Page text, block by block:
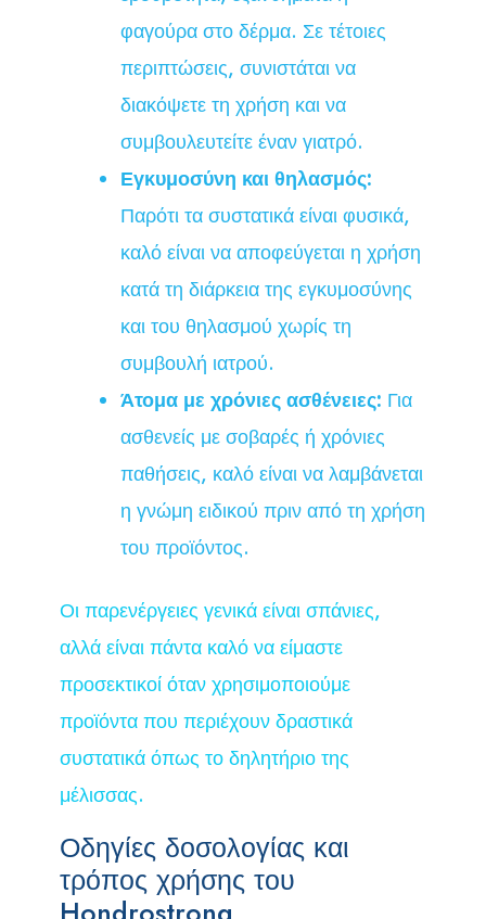
φαγούρα στο δέρμα. Σε τέτοιες
περιπτώσεις, συνιστάται να
διακόψετε τη χρήση και να
συμβουλευτείτε έναν γιατρό.
Εγκυμοσύνη και θηλασμός:
Παρότι τα συστατικά είναι φυσικά,
καλό είναι να αποφεύγεται η χρήση
κατά τη διάρκεια της εγκυμοσύνης
και του θηλασμού χωρίς τη
συμβουλή ιατρού.
Άτομα με χρόνιες ασθένειες: Για
ασθενείς με σοβαρές ή χρόνιες
παθήσεις, καλό είναι να λαμβάνεται
η γνώμη ειδικού πριν από τη χρήση
του προϊόντος.
Οι παρενέργειες γενικά είναι σπάνιες,
αλλά είναι πάντα καλό να είμαστε
προσεκτικοί όταν χρησιμοποιούμε
προϊόντα που περιέχουν δραστικά
συστατικά όπως το δηλητήριο της
μέλισσας.
Οδηγίες δοσολογίας και
τρόπος χρήσης του